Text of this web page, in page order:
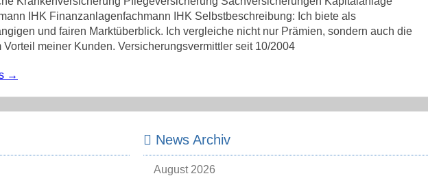
IHK Finanzanlagenfachmann IHK Selbstbeschreibung: Ich biete als
und fairen Marktüberblick. Ich vergleiche nicht nur Prämien, sondern auch die
meiner Kunden. Versicherungsvermittler seit 10/2004
→
News Archiv
August 2026